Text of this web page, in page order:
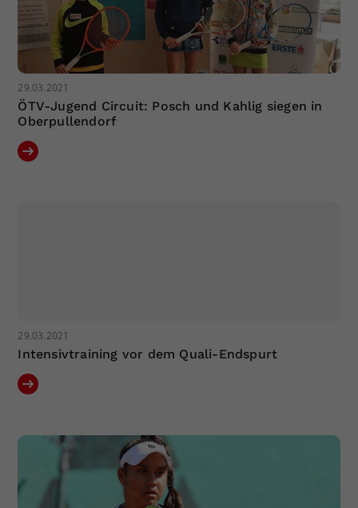
29.03.2021
ÖTV-Jugend Circuit: Posch und Kahlig siegen in
Oberpullendorf
29.03.2021
Intensivtraining vor dem Quali-Endspurt